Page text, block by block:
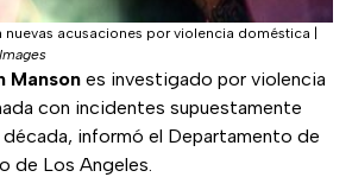
nuevas acusaciones por violencia doméstica
Manson es investigado por violencia
con incidentes supuestamente
informó el Departamento de
de Los Angeles.